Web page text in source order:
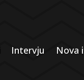
Intervju Nova